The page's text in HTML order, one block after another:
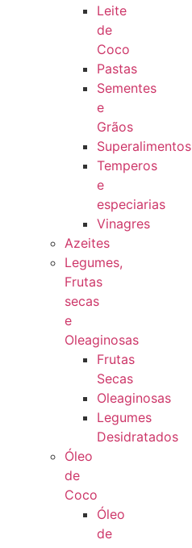
Leite
de
Coco
Pastas
Sementes
e
Grãos
Superalimentos
Temperos
e
especiarias
Vinagres
Azeites
Legumes,
Frutas
secas
e
Oleaginosas
Frutas
Secas
Oleaginosas
Legumes
Desidratados
Óleo
de
Coco
Óleo
de